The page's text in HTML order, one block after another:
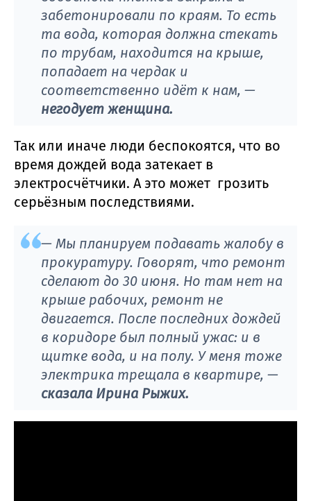
забетонировали по краям. То есть
та вода, которая должна стекать
по трубам, находится на крыше,
попадает на чердак и
соответственно идёт к нам, —
негодует женщина.
Так или иначе люди беспокоятся, что во
время дождей вода затекает в
электросчётчики. А это может грозить
серьёзным последствиями.
— Мы планируем подавать жалобу в
прокуратуру. Говорят, что ремонт
сделают до 30 июня. Но там нет на
крыше рабочих, ремонт не
двигается. После последних дождей
в коридоре был полный ужас: и в
щитке вода, и на полу. У меня тоже
электрика трещала в квартире, —
сказала Ирина Рыжих.